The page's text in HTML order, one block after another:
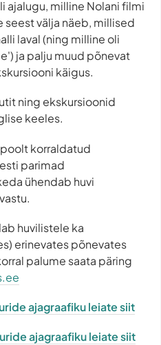
ajalugu, milline Nolani filmi
välja näeb, millised
laval (ning milline oli
ja palju muud põnevat
käigus.
ning ekskursioonid
keeles.
korraldatud
parimad
ühendab huvi
huvilistele ka
erinevates põnevates
palume saata päring
ajagraafiku leiate siit
ajagraafiku leiate siit